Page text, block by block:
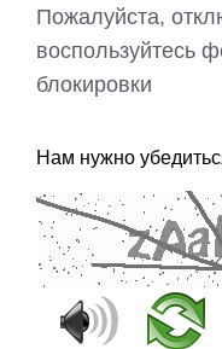
Пожалуйста,
воспользуйтесь
блокировки
Нам нужно